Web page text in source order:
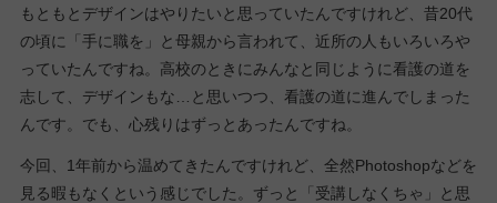
もともとデザインはやりたいと思っていたんですけれど、昔20代
の頃に「手に職を」と母親から言われて、近所の人もいろいろや
っていたんですね。高校のときにみんなと同じように看護の道を
志して、デザインもな…と思いつつ、看護の道に進んでしまった
んです。でも、心残りはずっとあったんですね。
今回、1年前から温めてきたんですけれど、全然Photoshopなどを
見る暇もなくという感じでした。ずっと「受講しなくちゃ」と思